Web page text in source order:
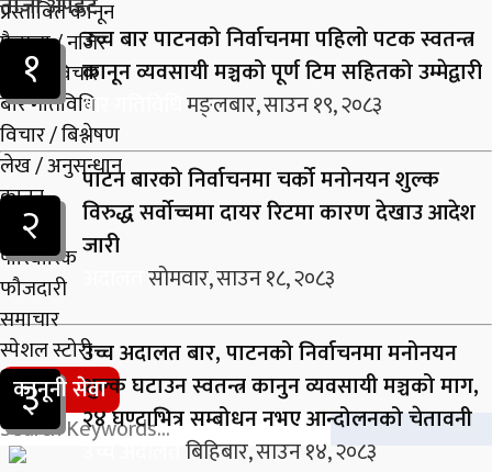
प्रस्तावित कानून
फैसला / नजिर
बहस / विचार
बार गतिविधि
विचार / बिश्लेषण
लेख / अनुसन्धान
कानून
कर्पोरेट
पारिवारिक
फौजदारी
समाचार
स्पेशल स्टोरी
कानूनी सेवा
१
उच्च बार पाटनको निर्वाचनमा पहिलो पटक स्वतन्त्र
कानून व्यवसायी मञ्चको पूर्ण टिम सहितको उम्मेद्वारी
बार गतिविधि
मङ्लबार, साउन १९, २०८३
२
पाटन बारको निर्वाचनमा चर्को मनोनयन शुल्क
विरुद्ध सर्वोच्चमा दायर रिटमा कारण देखाउ आदेश
जारी
सोमवार, साउन १८, २०८३
३
उच्च अदालत बार, पाटनको निर्वाचनमा मनोनयन
शुल्क घटाउन स्वतन्त्र कानुन व्यवसायी मञ्चको माग,
२४ घण्टाभित्र सम्बोधन नभए आन्दोलनको चेतावनी
उच्च अदालत
बिहिबार, साउन १४, २०८३